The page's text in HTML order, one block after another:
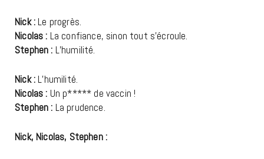
Nick : Le progrès.
Nicolas : La confiance, sinon tout s’écroule.
Stephen : L’humilité.
Nick : L’humilité.
Nicolas : Un p***** de vaccin !
Stephen : La prudence.
Nick, Nicolas, Stephen :